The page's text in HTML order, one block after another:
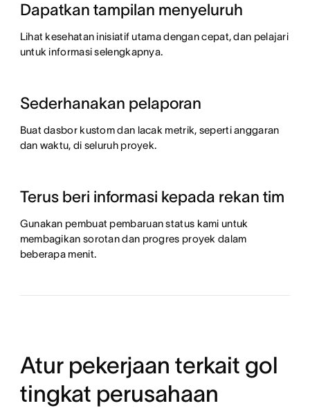
Dapatkan tampilan menyeluruh
Lihat kesehatan inisiatif utama dengan cepat, dan pelajari
untuk informasi selengkapnya.
Sederhanakan pelaporan
Buat dasbor kustom dan lacak metrik, seperti anggaran
dan waktu, di seluruh proyek.
Terus beri informasi kepada rekan tim
Gunakan pembuat pembaruan status kami untuk
membagikan sorotan dan progres proyek dalam
beberapa menit.
Atur pekerjaan terkait gol
tingkat perusahaan